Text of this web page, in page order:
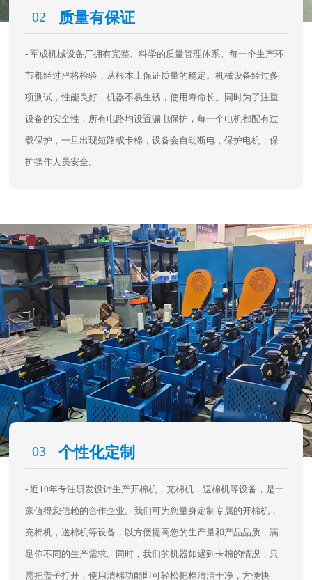
02 质量有保证
- 军成机械设备厂拥有完整、科学的质量管理体系。每一个生产环
节都经过严格检验，从根本上保证质量的稳定。机械设备经过多
项测试，性能良好，机器不易生锈，使用寿命长。同时为了注重
设备的安全性，所有电路均设置漏电保护，每一个电机都配有过
载保护，一旦出现短路或卡棉，设备会自动断电，保护电机，保
护操作人员安全。
03 个性化定制
- 近10年专注研发设计生产开棉机，充棉机，送棉机等设备，是一
家值得您信赖的合作企业。我们可为您量身定制专属的开棉机，
充棉机，送棉机等设备，以方便提高您的生产量和产品品质，满
足你不同的生产需求。同时，我们的机器如遇到卡棉的情况，只
需把盖子打开，使用清棉功能即可轻松把棉清洁干净，方便快